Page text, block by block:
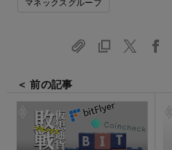
＜ 前の記事